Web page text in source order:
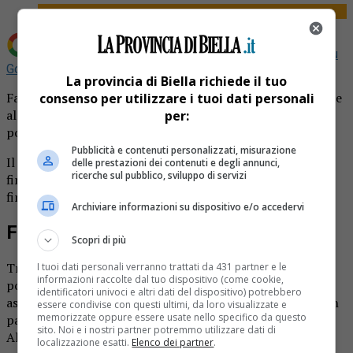
Aggiungi La Provincia di Biella come Fonte preferita su
Google
Favori in cambio di voti. C’è anche un imprenditore biellese
al centro dell’indagine della guardia di finanza che ha
portato alla richiesta di 11 misure cautelari in Puglia.
Il reato ipotizzato per tutti è associazione a delinquere
finalizzata alla corruzione, turbativa e frode di
finanziamenti pubblici con i Pia.
Favori in cambio di voti
Tra gli indagati figurano nomi di imprenditori e della
politica leccese e barese. Tra questi Alessandro Delli Noci,
assessore alle Attività Produttive della Regione e anche un
paio di imprenditori, uno dei quali è appunto il biellese
Alfredo Barone.
La provincia di Biella richiede il tuo
consenso per utilizzare i tuoi dati personali
per:
Pubblicità e contenuti personalizzati, misurazione
delle prestazioni dei contenuti e degli annunci,
ricerche sul pubblico, sviluppo di servizi
Archiviare informazioni su dispositivo e/o accedervi
Scopri di più
I tuoi dati personali verranno trattati da 431 partner e le
informazioni raccolte dal tuo dispositivo (come cookie,
identificatori univoci e altri dati del dispositivo) potrebbero
essere condivise con questi ultimi, da loro visualizzate e
memorizzate oppure essere usate nello specifico da questo
sito. Noi e i nostri partner potremmo utilizzare dati di
localizzazione esatti. Elenco dei partner.